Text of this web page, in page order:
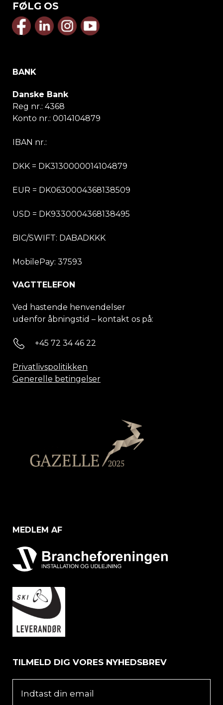
FØLG OS
BANK
Danske Bank
Reg nr.: 4368
Konto nr.: 0014104879
IBAN nr.:
DKK = DK3130000014104879
EUR = DK0630004368138509
USD = DK9330004368138495
BIC/SWIFT: DABADKKK
MobilePay: 37593
VAGTTELEFON
Ved hastende henvendelser
udenfor åbningstid – kontakt os på:
+45 72 34 46 22
Privatlivspolitikken
Generelle betingelser
MEDLEM AF
TILMELD DIG VORES NYHEDSBREV